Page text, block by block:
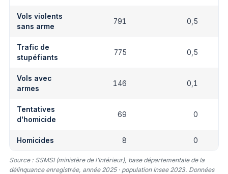
Vols violents
sans arme
791 0,5
Trafic de
stupéfiants
775 0,5
Vols avec
armes
146 0,1
Tentatives
d'homicide
69 0
Homicides 8 0
Source : SSMSI (ministère de l’Intérieur), base départementale de la
délinquance enregistrée, année 2025 · population Insee 2023. Données